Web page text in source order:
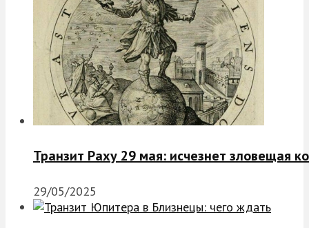
Транзит Раху 29 мая: исчезнет зловещая
29/05/2025